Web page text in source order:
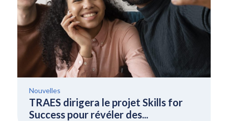
Nouvelles
TRAES dirigera le projet Skills for
Success pour révéler des...